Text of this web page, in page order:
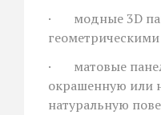
· модные 3D
· матовые
окрашенную или
натуральную